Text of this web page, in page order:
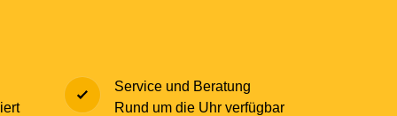
Service und Beratung
Rund um die Uhr verfügbar